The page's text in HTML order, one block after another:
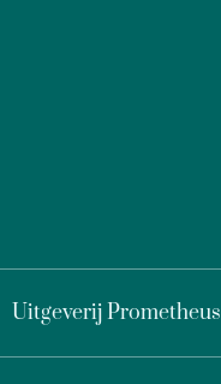
Uitgeverij Prometheus